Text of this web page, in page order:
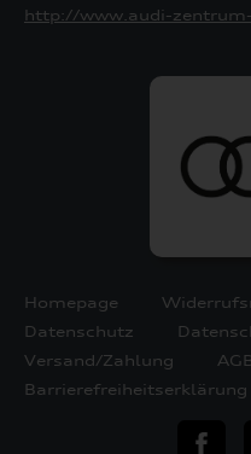
http://www.audi-
Homepage
Datenschutz
Versand/Zahlung
Barrierefreiheitserklärung
teilen